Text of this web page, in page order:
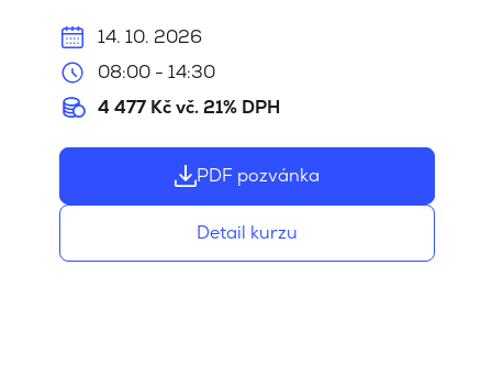
14. 10. 2026
08:00 - 14:30
4 477 Kč vč. 21% DPH
PDF pozvánka
Detail kurzu